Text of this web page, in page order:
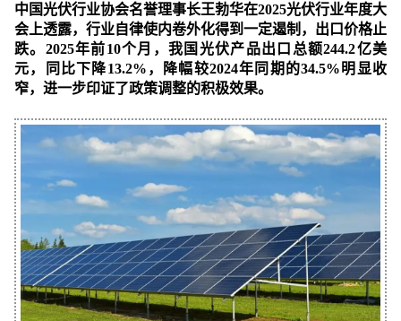
中国光伏行业协会名誉理事长王勃华在2025光伏行业年度大
会上透露，行业自律使内卷外化得到一定遏制，出口价格止
跌。2025年前10个月，我国光伏产品出口总额244.2亿美
元，同比下降13.2%，降幅较2024年同期的34.5%明显收
窄，进一步印证了政策调整的积极效果。